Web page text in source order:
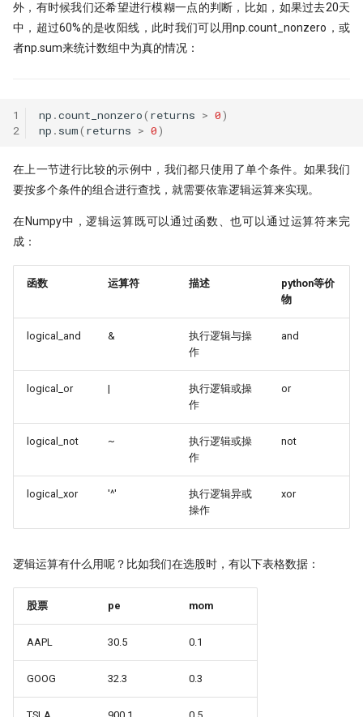
外，有时候我们还希望进行模糊一点的判断，比如，如果过去20天
中，超过60%的是收阳线，此时我们可以用np.count_nonzero，或
者np.sum来统计数组中为真的情况：
1
2
np .count_nonzero( returns > 0)
np . sum( returns > 0)
在上一节进行比较的示例中，我们都只使用了单个条件。如果我们
要按多个条件的组合进行查找，就需要依靠逻辑运算来实现。
在Numpy中，逻辑运算既可以通过函数、也可以通过运算符来完
成：
函数 运算符 描述
python等价
物
logical_and &
执行逻辑与操
作
and
logical_or |
执行逻辑或操
作
or
logical_not ~
执行逻辑或操
作
not
logical_xor '^'
执行逻辑异或
操作
xor
逻辑运算有什么用呢？比如我们在选股时，有以下表格数据：
股票 pe mom
AAPL 30.5 0.1
GOOG 32.3 0.3